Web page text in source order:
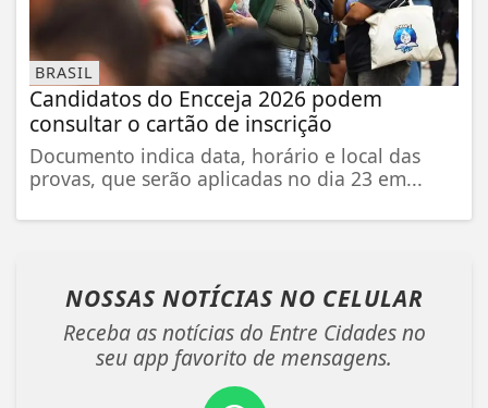
BRASIL
Candidatos do Encceja 2026 podem
consultar o cartão de inscrição
Documento indica data, horário e local das
provas, que serão aplicadas no dia 23 em...
NOSSAS NOTÍCIAS NO CELULAR
Receba as notícias do Entre Cidades no
seu app favorito de mensagens.